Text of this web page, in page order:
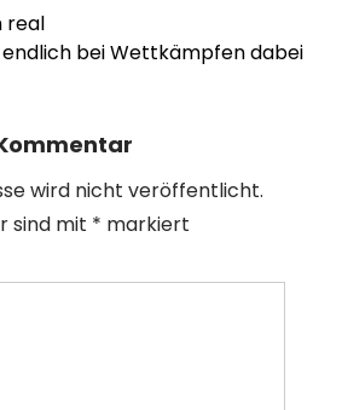
real
endlich bei Wettkämpfen dabei
wird nicht veröffentlicht.
sind mit * markiert